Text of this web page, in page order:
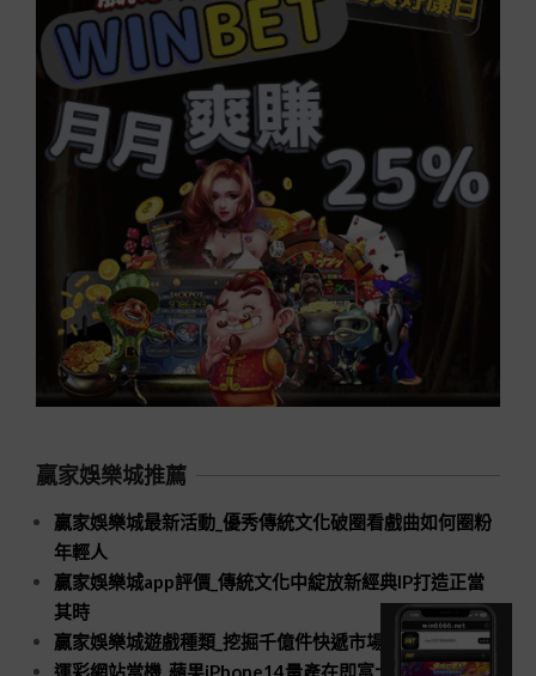
贏家娛樂城推薦
贏家娛樂城最新活動_優秀傳統文化破圈看戲曲如何圈粉
年輕人
贏家娛樂城app評價_傳統文化中綻放新經典IP打造正當
其時
贏家娛樂城遊戲種類_挖掘千億件快遞市場新空間
運彩網站當機_蘋果iPhone14量產在即富士康招工進入高